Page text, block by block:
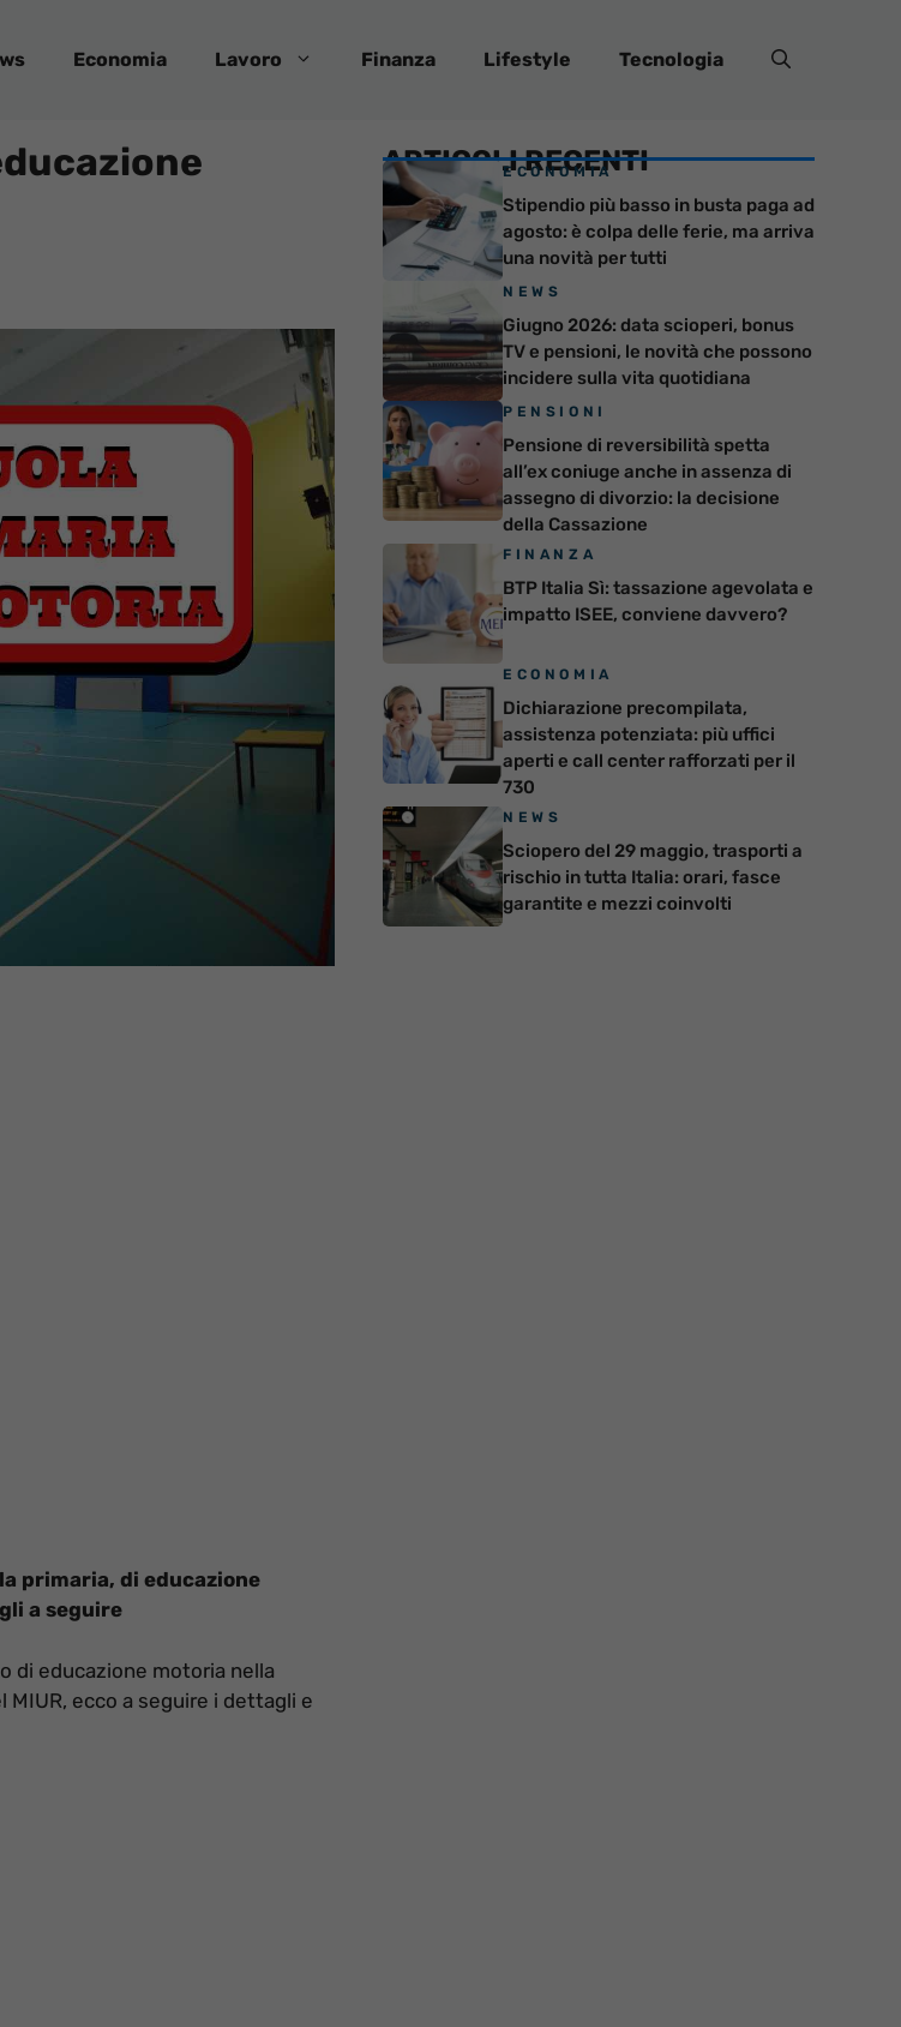
Economia Lavoro Finanza Lifestyle Tecnologia
primaria, di educazione
a seguire
di educazione motoria nella
ecco a seguire i dettagli e
ARTICOLI RECENTI
ECONOMIA
Stipendio più basso in busta paga ad
agosto: è colpa delle ferie, ma arriva
una novità per tutti
NEWS
Giugno 2026: data scioperi, bonus
TV e pensioni, le novità che possono
incidere sulla vita quotidiana
PENSIONI
Pensione di reversibilità spetta
all’ex coniuge anche in assenza di
assegno di divorzio: la decisione
della Cassazione
FINANZA
BTP Italia Sì: tassazione agevolata e
impatto ISEE, conviene davvero?
ECONOMIA
Dichiarazione precompilata,
assistenza potenziata: più uffici
aperti e call center rafforzati per il
730
NEWS
Sciopero del 29 maggio, trasporti a
rischio in tutta Italia: orari, fasce
garantite e mezzi coinvolti